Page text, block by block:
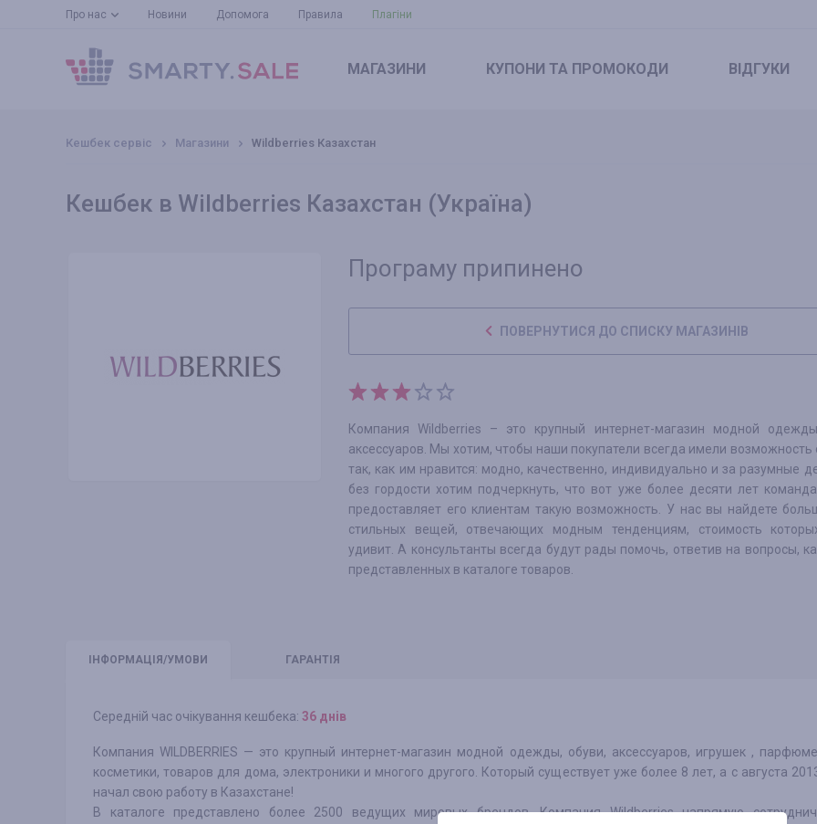
Про нас Новини Допомога Правила Плагіни
МАГАЗИНИ КУПОНИ ТА ПРОМОКОДИ ВІДГУКИ
Кешбек сервіс Магазини Wildberries Казахстан
Кешбек в Wildberries Казахстан (Україна)
Програму припинено
ПОВЕРНУТИСЯ ДО СПИСКУ МАГАЗИНІВ
Компания Wildberries – это крупный интернет-магазин модной
аксессуаров. Мы хотим, чтобы наши покупатели всегда имели возможность
так, как им нравится: модно, качественно, индивидуально и за разумные
без гордости хотим подчеркнуть, что вот уже более десяти лет
предоставляет его клиентам такую возможность. У нас вы найдете
стильных вещей, отвечающих модным тенденциям, стоимость
удивит. А консультанты всегда будут рады помочь, ответив на вопросы,
представленных в каталоге товаров.
ІНФО РМАЦІЯ/УМОВИ ГАРАНТІЯ
Середній час очікування кешбека: 36 днів
Компания WILDBERRIES — это крупный интернет-магазин модной одежды, обуви, аксессуаров, игрушек ,
косметики, товаров для дома, электроники и многого другого. Который существует уже более 8 лет, а с августа
начал свою работу в Казахстане!
В каталоге представлено более 2500 ведущих мировых брендов. Компания Wildberries напрямую